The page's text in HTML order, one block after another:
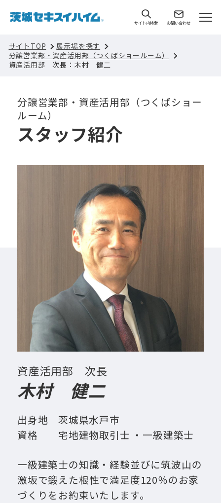
サイト内検索 お問い合わせ
サイトTOP
展示場を探す
分譲営業部・資産活用部（つくばショールーム）
資産活用部 次長：木村 健二
分譲営業部・資産活用部（つくばショー
ルーム）
スタッフ紹介
資産活用部 次長
木村 健二
出身地
茨城県水戸市
資格
宅地建物取引士 ・一級建築士
一級建築士の知識・経験並びに筑波山の
激坂で鍛えた根性で満足度120％のお家
づくりをお約束いたします。